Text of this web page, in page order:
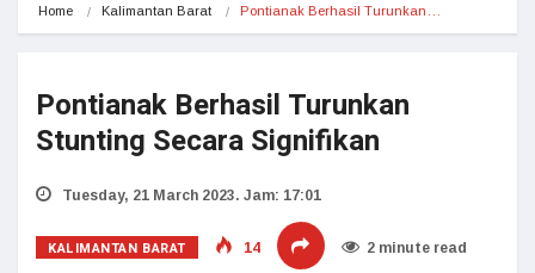
Home Kalimantan Barat Pontianak Berhasil Turunkan…
Pontianak Berhasil Turunkan
Stunting Secara Signifikan
Tuesday, 21 March 2023. Jam: 17:01
KALIMANTAN BARAT 14 2 minute read